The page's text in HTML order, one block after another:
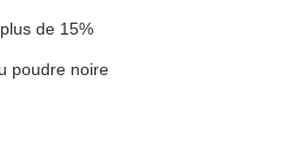
de 15%
poudre noire